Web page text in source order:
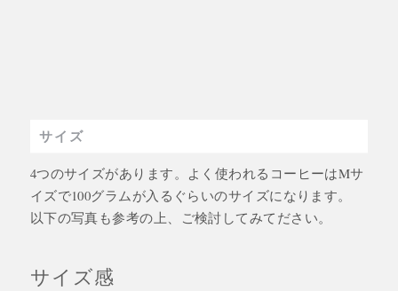
サイズ
4つのサイズがあります。よく使われるコーヒーはMサ
イズで100グラムが入るぐらいのサイズになります。
以下の写真も参考の上、ご検討してみてださい。
サイズ感